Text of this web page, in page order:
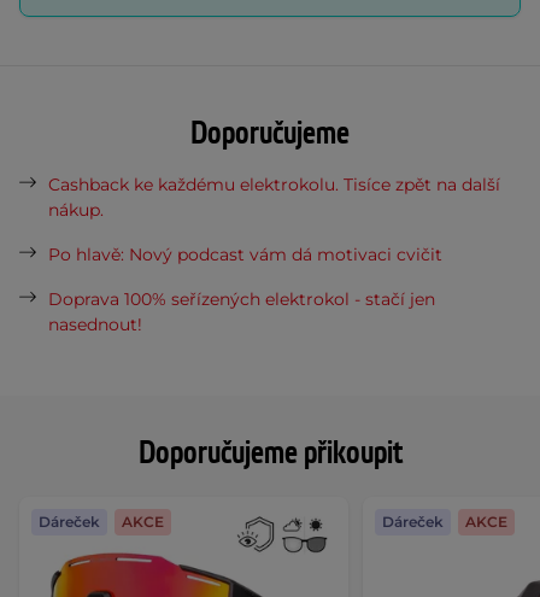
Doporučujeme přikoupit
Dáreček AKCE Dáreček AKCE
Doporučujeme
Cashback ke každému elektrokolu. Tisíce zpět na další
nákup.
Po hlavě: Nový podcast vám dá motivaci cvičit
Doprava 100% seřízených elektrokol - stačí jen
nasednout!